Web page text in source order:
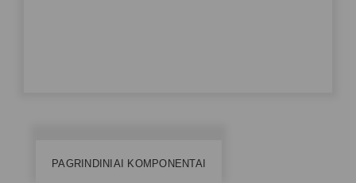
PAGRINDINIAI KOMPONENTAI